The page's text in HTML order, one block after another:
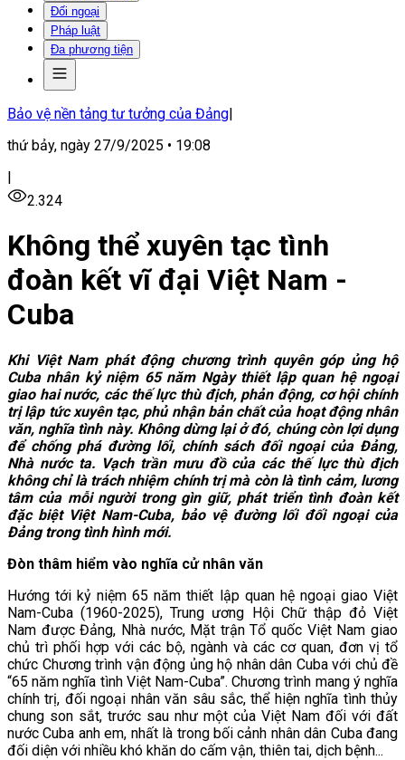
Đối ngoại
Pháp luật
Đa phương tiện
Bảo vệ nền tảng tư tưởng của Đảng|
thứ bảy, ngày 27/9/2025 • 19:08
|
2.324
Không thể xuyên tạc tình
đoàn kết vĩ đại Việt Nam -
Cuba
Khi Việt Nam phát động chương trình quyên góp ủng hộ
Cuba nhân kỷ niệm 65 năm Ngày thiết lập quan hệ ngoại
giao hai nước, các thế lực thù địch, phản động, cơ hội chính
trị lập tức xuyên tạc, phủ nhận bản chất của hoạt động nhân
văn, nghĩa tình này. Không dừng lại ở đó, chúng còn lợi dụng
để chống phá đường lối, chính sách đối ngoại của Đảng,
Nhà nước ta. Vạch trần mưu đồ của các thế lực thù địch
không chỉ là trách nhiệm chính trị mà còn là tình cảm, lương
tâm của mỗi người trong gìn giữ, phát triển tình đoàn kết
đặc biệt Việt Nam-Cuba, bảo vệ đường lối đối ngoại của
Đảng trong tình hình mới.
Đòn thâm hiểm vào nghĩa cử nhân văn
Hướng tới kỷ niệm 65 năm thiết lập quan hệ ngoại giao Việt
Nam-Cuba (1960-2025), Trung ương Hội Chữ thập đỏ Việt
Nam được Đảng, Nhà nước, Mặt trận Tổ quốc Việt Nam giao
chủ trì phối hợp với các bộ, ngành và các cơ quan, đơn vị tổ
chức Chương trình vận động ủng hộ nhân dân Cuba với chủ đề
“65 năm nghĩa tình Việt Nam-Cuba”. Chương trình mang ý nghĩa
chính trị, đối ngoại nhân văn sâu sắc, thể hiện nghĩa tình thủy
chung son sắt, trước sau như một của Việt Nam đối với đất
nước Cuba anh em, nhất là trong bối cảnh nhân dân Cuba đang
đối diện với nhiều khó khăn do cấm vận, thiên tai, dịch bệnh...